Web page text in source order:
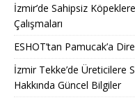
İzmir’de Sahipsiz
Çalışmaları
ESHOT’tan Pamucak’a
İzmir Tekke’de Üreticilere
Hakkında Güncel Bilgiler